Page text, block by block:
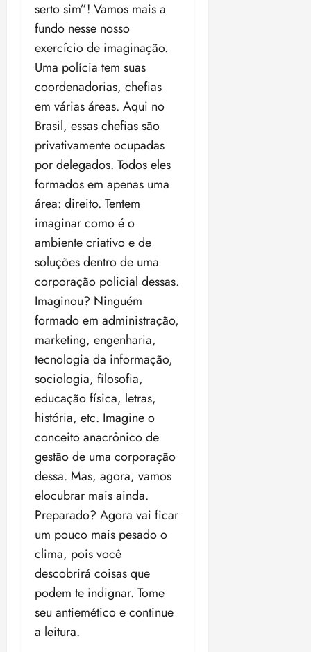
serto sim”! Vamos mais a
fundo nesse nosso
exercício de imaginação.
Uma polícia tem suas
coordenadorias, chefias
em várias áreas. Aqui no
Brasil, essas chefias são
privativamente ocupadas
por delegados. Todos eles
formados em apenas uma
área: direito. Tentem
imaginar como é o
ambiente criativo e de
soluções dentro de uma
corporação policial dessas.
Imaginou? Ninguém
formado em administração,
marketing, engenharia,
tecnologia da informação,
sociologia, filosofia,
educação física, letras,
história, etc. Imagine o
conceito anacrônico de
gestão de uma corporação
dessa. Mas, agora, vamos
elocubrar mais ainda.
Preparado? Agora vai ficar
um pouco mais pesado o
clima, pois você
descobrirá coisas que
podem te indignar. Tome
seu antiemético e continue
a leitura.